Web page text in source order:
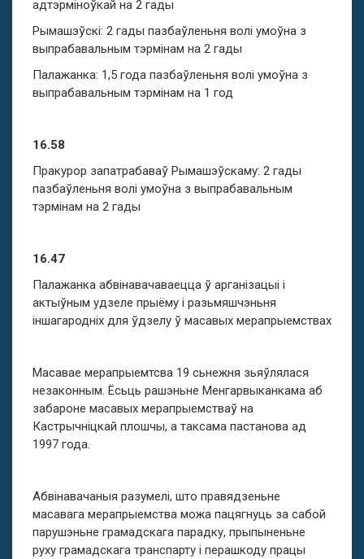
адтэрміноўкай на 2 гады
Рымашэўскі: 2 гады пазбаўленьня волі умоўна з
выпрабавальным тэрмінам на 2 гады
Палажанка: 1,5 года пазбаўленьня волі умоўна з
выпрабавальным тэрмінам на 1 год
16.58
Пракурор запатрабаваў Рымашэўскаму: 2 гады
пазбаўленьня волі умоўна з выпрабавальным
тэрмінам на 2 гады
16.47
Палажанка абвінавачаваецца ў арганізацыі і
актыўным удзеле прыёму і разьмяшчэньня
іншагародніх для ўдзелу ў масавых мерапрыемствах
Масавае мерапрыемтсва 19 сьнежня зьяўлялася
незаконным. Ёсьць рашэньне Менгарвыканкама аб
забароне масавых мерапрыемстваў на
Кастрычніцкай плошчы, а таксама пастанова ад
1997 года.
Абвінавачаныя разумелі, што правядзеньне
масавага мерапрыемства можа пацягнуць за сабой
парушэньне грамадскага парадку, прыпыненьне
руху грамадскага транспарту і перашкоду працы